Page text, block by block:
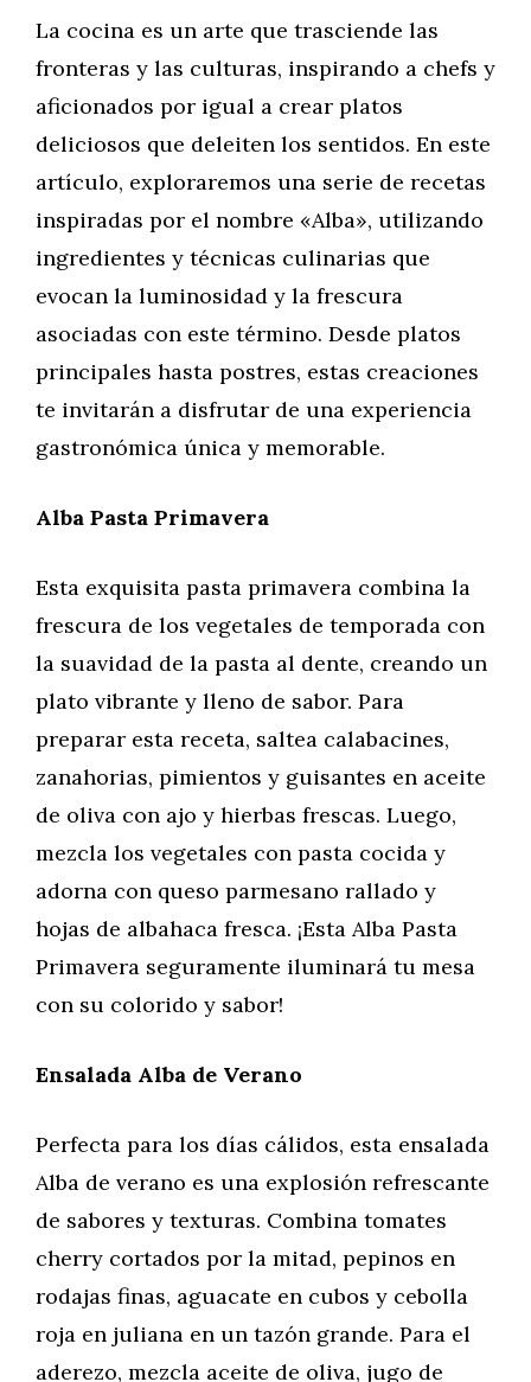
La cocina es un arte que trasciende las
fronteras y las culturas, inspirando a chefs y
aficionados por igual a crear platos
deliciosos que deleiten los sentidos. En este
artículo, exploraremos una serie de recetas
inspiradas por el nombre «Alba», utilizando
ingredientes y técnicas culinarias que
evocan la luminosidad y la frescura
asociadas con este término. Desde platos
principales hasta postres, estas creaciones
te invitarán a disfrutar de una experiencia
gastronómica única y memorable.
Alba Pasta Primavera
Esta exquisita pasta primavera combina la
frescura de los vegetales de temporada con
la suavidad de la pasta al dente, creando un
plato vibrante y lleno de sabor. Para
preparar esta receta, saltea calabacines,
zanahorias, pimientos y guisantes en aceite
de oliva con ajo y hierbas frescas. Luego,
mezcla los vegetales con pasta cocida y
adorna con queso parmesano rallado y
hojas de albahaca fresca. ¡Esta Alba Pasta
Primavera seguramente iluminará tu mesa
con su colorido y sabor!
Ensalada Alba de Verano
Perfecta para los días cálidos, esta ensalada
Alba de verano es una explosión refrescante
de sabores y texturas. Combina tomates
cherry cortados por la mitad, pepinos en
rodajas finas, aguacate en cubos y cebolla
roja en juliana en un tazón grande. Para el
aderezo, mezcla aceite de oliva, jugo de